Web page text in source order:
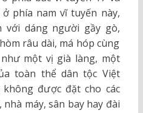
phía nam vĩ tuyến này,
với dáng người gầy gò,
râu dài, má hóp cùng
một vị già làng, một
toàn thể dân tộc Việt
được đặt cho các
máy, sân bay hay đài